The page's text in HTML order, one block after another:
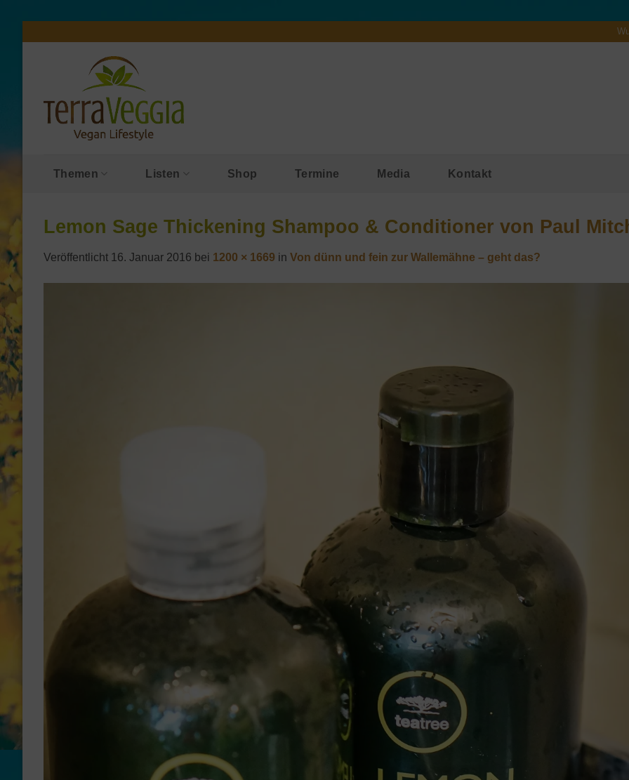
Themen Listen Shop Termine Media Kontakt
Lemon Sage Thickening Shampoo & Conditioner von Paul
Veröffentlicht 16. Januar 2016 bei 1200 × 1669 in Von dünn und fein zur Wallemähne – geht das?